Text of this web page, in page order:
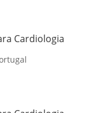
Cardiologia